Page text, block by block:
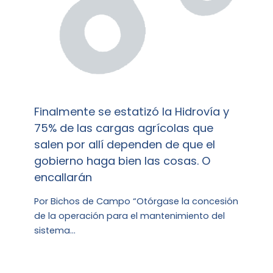
Finalmente se estatizó la Hidrovía y
75% de las cargas agrícolas que
salen por allí dependen de que el
gobierno haga bien las cosas. O
encallarán
Por Bichos de Campo “Otórgase la concesión
de la operación para el mantenimiento del
sistema…